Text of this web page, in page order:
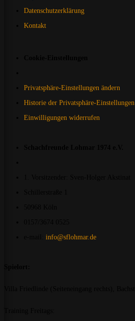
Datenschutzerklärung
Kontakt
Privatsphäre-Einstellungen ändern
Historie der Privatsphäre-Einstellungen
Einwilligungen widerrufen
info@sflohmar.de